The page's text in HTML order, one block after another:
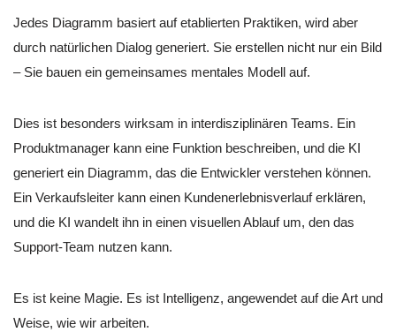
Jedes Diagramm basiert auf etablierten Praktiken, wird aber
durch natürlichen Dialog generiert. Sie erstellen nicht nur ein Bild
– Sie bauen ein gemeinsames mentales Modell auf.
Dies ist besonders wirksam in interdisziplinären Teams. Ein
Produktmanager kann eine Funktion beschreiben, und die KI
generiert ein Diagramm, das die Entwickler verstehen können.
Ein Verkaufsleiter kann einen Kundenerlebnisverlauf erklären,
und die KI wandelt ihn in einen visuellen Ablauf um, den das
Support-Team nutzen kann.
Es ist keine Magie. Es ist Intelligenz, angewendet auf die Art und
Weise, wie wir arbeiten.